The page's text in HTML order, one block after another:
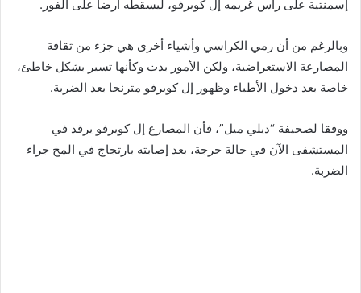
إسمنتية على رأس غريمه إل كويرفو، ليسقطه أرضا على الفور.
وبالرغم من أن رمي الكراسي وأشياء أخرى هي جزء من ثقافة
المصارعة الاستعراضية، ولكن الأمور بدت وكأنها تسير بشكل خاطئ،
خاصة بعد دخول الأطباء وظهور إل كويرفو مترنحا بعد الضربة.
ووفقا لصحيفة “ديلي ميل”، فأن المصارع إل كويرفو يرقد في
المستشفى الآن في حالة حرجة، بعد إصابته بارتجاج في المخ جراء
الضربة.